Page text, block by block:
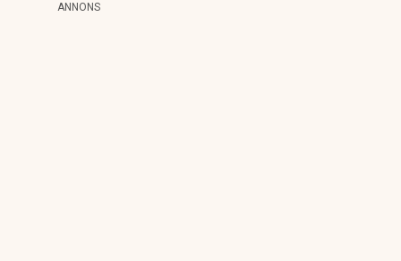
ANNONS